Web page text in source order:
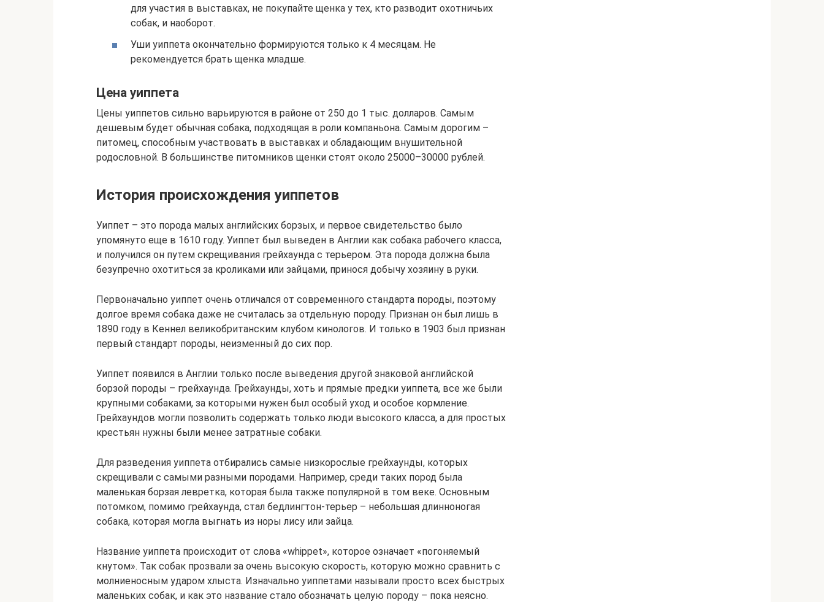
для участия в выставках, не покупайте щенка у тех, кто разводит охотничьих
собак, и наоборот.
Уши уиппета окончательно формируются только к 4 месяцам. Не
рекомендуется брать щенка младше.
Цена уиппета
Цены уиппетов сильно варьируются в районе от 250 до 1 тыс. долларов. Самым
дешевым будет обычная собака, подходящая в роли компаньона. Самым дорогим –
питомец, способным участвовать в выставках и обладающим внушительной
родословной. В большинстве питомников щенки стоят около 25000–30000 рублей.
История происхождения уиппетов
Уиппет – это порода малых английских борзых, и первое свидетельство было
упомянуто еще в 1610 году. Уиппет был выведен в Англии как собака рабочего класса,
и получился он путем скрещивания грейхаунда с терьером. Эта порода должна была
безупречно охотиться за кроликами или зайцами, принося добычу хозяину в руки.
Первоначально уиппет очень отличался от современного стандарта породы, поэтому
долгое время собака даже не считалась за отдельную породу. Признан он был лишь в
1890 году в Кеннел великобританским клубом кинологов. И только в 1903 был признан
первый стандарт породы, неизменный до сих пор.
Уиппет появился в Англии только после выведения другой знаковой английской
борзой породы – грейхаунда. Грейхаунды, хоть и прямые предки уиппета, все же были
крупными собаками, за которыми нужен был особый уход и особое кормление.
Грейхаундов могли позволить содержать только люди высокого класса, а для простых
крестьян нужны были менее затратные собаки.
Для разведения уиппета отбирались самые низкорослые грейхаунды, которых
скрещивали с самыми разными породами. Например, среди таких пород была
маленькая борзая левретка, которая была также популярной в том веке. Основным
потомком, помимо грейхаунда, стал бедлингтон-терьер – небольшая длинноногая
собака, которая могла выгнать из норы лису или зайца.
Название уиппета происходит от слова «whippet», которое означает «погоняемый
кнутом». Так собак прозвали за очень высокую скорость, которую можно сравнить с
молниеносным ударом хлыста. Изначально уиппетами называли просто всех быстрых
маленьких собак, и как это название стало обозначать целую породу – пока неясно.